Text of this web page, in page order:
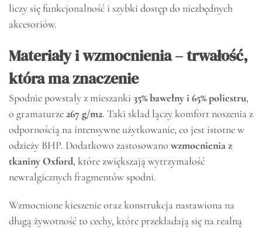
liczy się funkcjonalność i szybki dostęp do niezbędnych
akcesoriów.
Materiały i wzmocnienia – trwałość,
która ma znaczenie
Spodnie powstały z mieszanki 35% bawełny i 65% poliestru,
o gramaturze267 g/m2. Taki skład łączy komfort noszenia z
odpornością na intensywne użytkowanie, co jest istotne w
odzieży BHP. Dodatkowo zastosowano wzmocnienia z
tkaniny Oxford, które zwiększają wytrzymałość
newralgicznych fragmentów spodni.
Wzmocnione kieszenie oraz konstrukcja nastawiona na
długą żywotność to cechy, które przekładają się na realną